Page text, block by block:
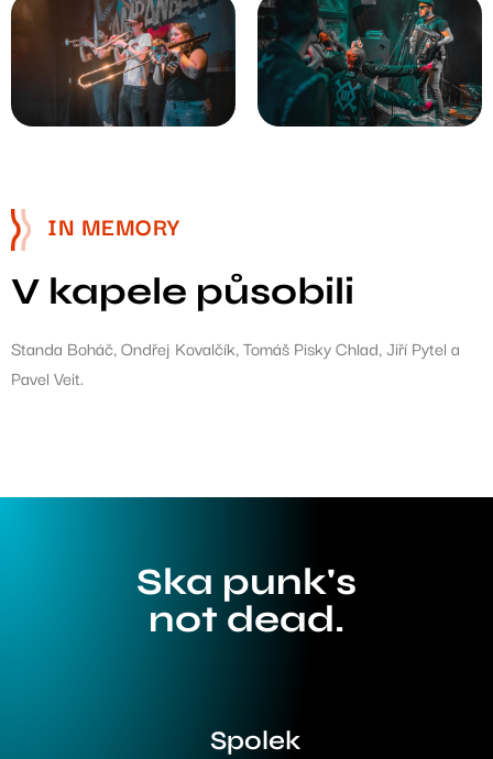
IN MEMORY
V kapele působili
Standa Boháč, Ondřej Kovalčík, Tomáš Pisky Chlad, Jiří Pytel a
Pavel Veit.
Ska punk's
not dead.
Spolek